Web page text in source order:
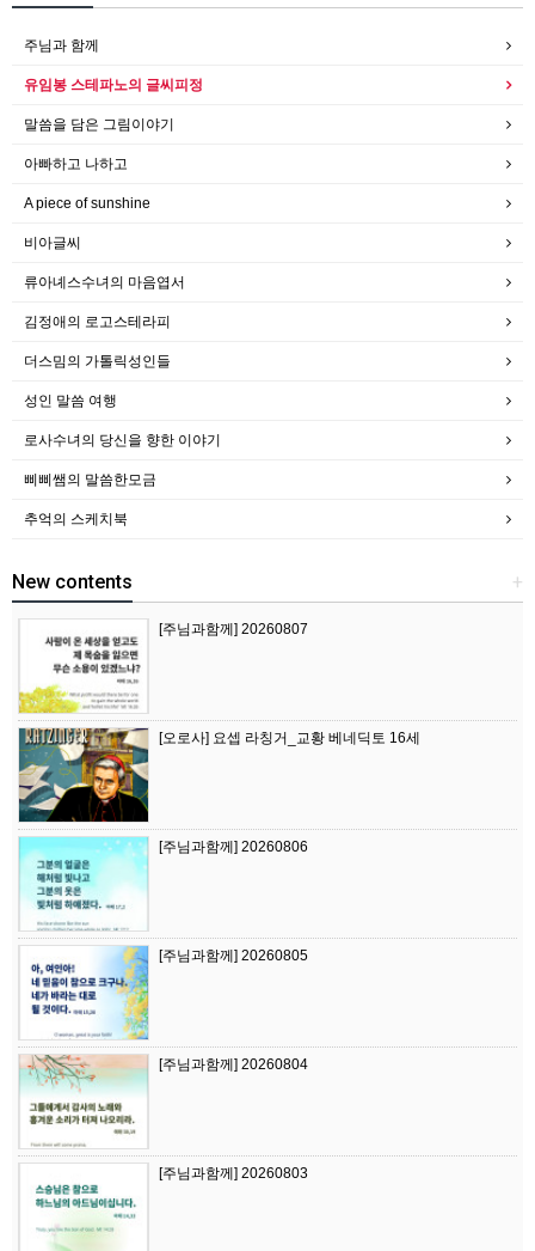
주님과 함께
유임봉 스테파노의 글씨피정
말씀을 담은 그림이야기
아빠하고 나하고
A piece of sunshine
비아글씨
류아녜스수녀의 마음엽서
김정애의 로고스테라피
더스밈의 가톨릭성인들
성인 말씀 여행
로사수녀의 당신을 향한 이야기
삐삐쌤의 말씀한모금
추억의 스케치북
+
New contents
[주님과함께] 20260807
[오로사] 요셉 라칭거_교황 베네딕토 16세
[주님과함께] 20260806
[주님과함께] 20260805
[주님과함께] 20260804
[주님과함께] 20260803